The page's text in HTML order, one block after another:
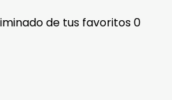
de tus favoritos0